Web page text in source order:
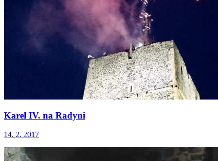
Karel IV. na Radyni
14. 2. 2017